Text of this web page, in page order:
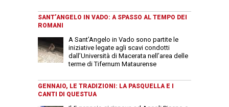
SANT’ANGELO IN VADO: A SPASSO AL TEMPO DEI
ROMANI
A Sant’Angelo in Vado sono partite le
iniziative legate agli scavi condotti
dall’Università di Macerata nell’area delle
terme di Tifernum Mataurense
GENNAIO, LE TRADIZIONI: LA PASQUELLA E I
CANTI DI QUESTUA